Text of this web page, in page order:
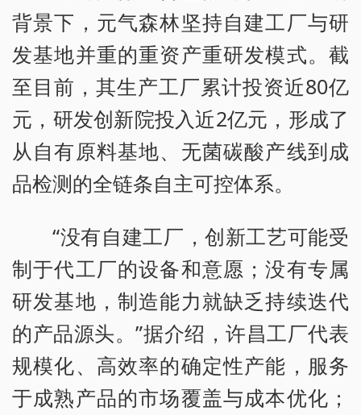
背景下，元气森林坚持自建工厂与研
发基地并重的重资产重研发模式。截
至目前，其生产工厂累计投资近80亿
元，研发创新院投入近2亿元，形成了
从自有原料基地、无菌碳酸产线到成
品检测的全链条自主可控体系。
“没有自建工厂，创新工艺可能受
制于代工厂的设备和意愿；没有专属
研发基地，制造能力就缺乏持续迭代
的产品源头。”据介绍，许昌工厂代表
规模化、高效率的确定性产能，服务
于成熟产品的市场覆盖与成本优化；